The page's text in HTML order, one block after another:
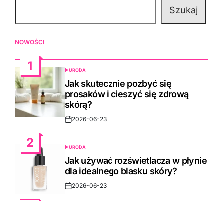
Szukaj
NOWOŚCI
1
POSTED
IN
URODA
Jak skutecznie pozbyć się
prosaków i cieszyć się zdrową
skórą?
Post2026-06-23
2
POSTED
IN
URODA
Jak używać rozświetlacza w płynie
dla idealnego blasku skóry?
Post2026-06-23